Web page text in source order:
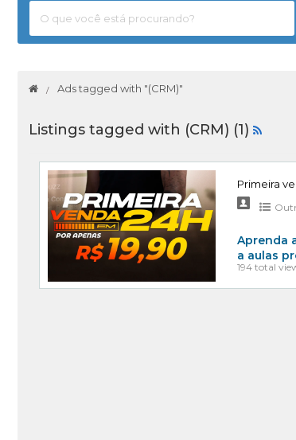
Ads tagged with "(CRM)"
Listings tagged with (CRM) (1)
Primeira
Aprenda
a aulas
194 total